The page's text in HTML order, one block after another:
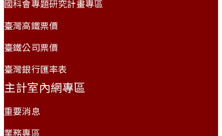
國科會專題研究計畫專區
臺灣高鐵票價
臺鐵公司票價
臺灣銀行匯率表
主計室內網專區
重要消息
業務專區